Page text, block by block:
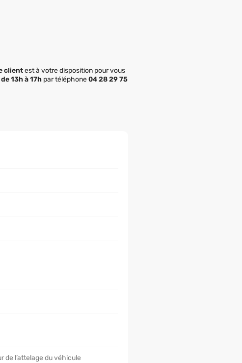
clientest à votre disposition pour vous
13h à 17h par téléphone04 28 29 75
de l’attelage du véhicule